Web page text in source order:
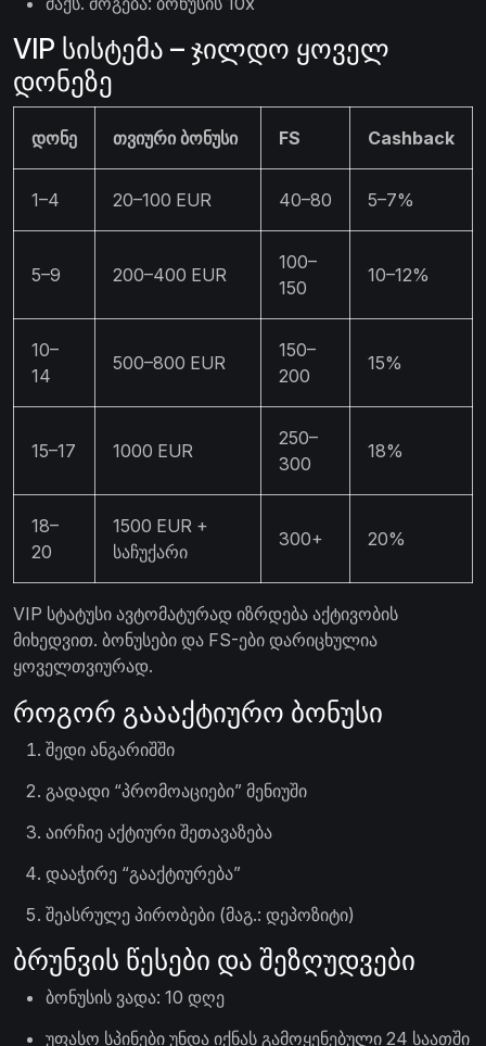
VIP სისტემა – ჯილდო ყოველ
დონეზე
დონე თვიური ბონუსი FS Cashback
1–4 20–100 EUR 40–80 5–7%
5–9 200–400 EUR
100–
150
10–12%
10–
14
500–800 EUR
150–
200
15%
15–17 1000 EUR
250–
300
18%
18–
20
1500 EUR +
საჩუქარი
300+ 20%
VIP სტატუსი ავტომატურად იზრდება აქტივობის
მიხედვით. ბონუსები და FS-ები დარიცხულია
ყოველთვიურად.
როგორ გაააქტიურო ბონუსი
შედი ანგარიშში
გადადი “პრომოაციები” მენიუში
აირჩიე აქტიური შეთავაზება
დააჭირე “გააქტიურება”
შეასრულე პირობები (მაგ.: დეპოზიტი)
ბრუნვის წესები და შეზღუდვები
ბონუსის ვადა: 10 დღე
უფასო სპინები უნდა იქნას გამოყენებული 24 საათში